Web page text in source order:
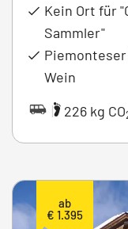
Kein Ort für
Sammler"
Wein
|
226 kg CO
ab
€ 1.395